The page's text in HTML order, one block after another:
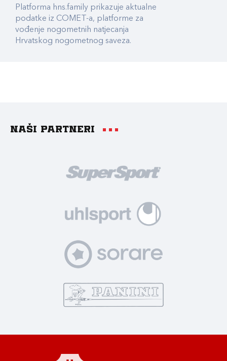
Platforma hns.family prikazuje aktualne
podatke iz COMET-a, platforme za
vođenje nogometnih natjecanja
Hrvatskog nogometnog saveza.
Naši partneri